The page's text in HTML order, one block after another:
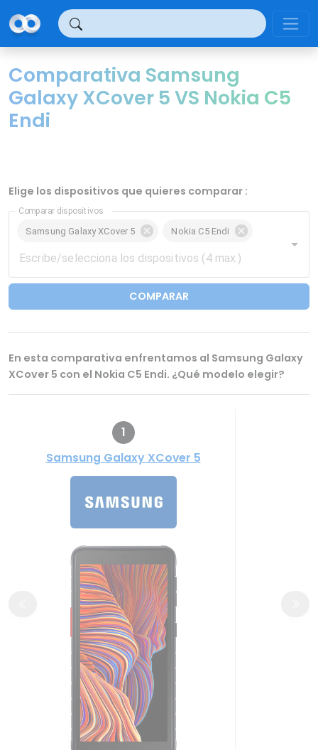
Comparativa Samsung
Galaxy XCover 5 VS Nokia C5
Endi
Elige los dispositivos que quieres comparar :
Comparar dispositivos
Samsung Galaxy XCover 5 Nokia C5 Endi
COMPARAR
En esta comparativa enfrentamos al Samsung Galaxy
XCover 5 con el Nokia C5 Endi. ¿Qué modelo elegir?
1
Samsung Galaxy XCover 5
Panel de gestión de cookies